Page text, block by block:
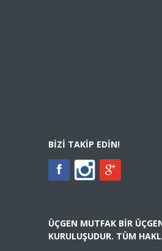
BIZI TAKIP EDIN!
ÜÇGEN MUTFAK BIR
KURULUŞUDUR. TÜM